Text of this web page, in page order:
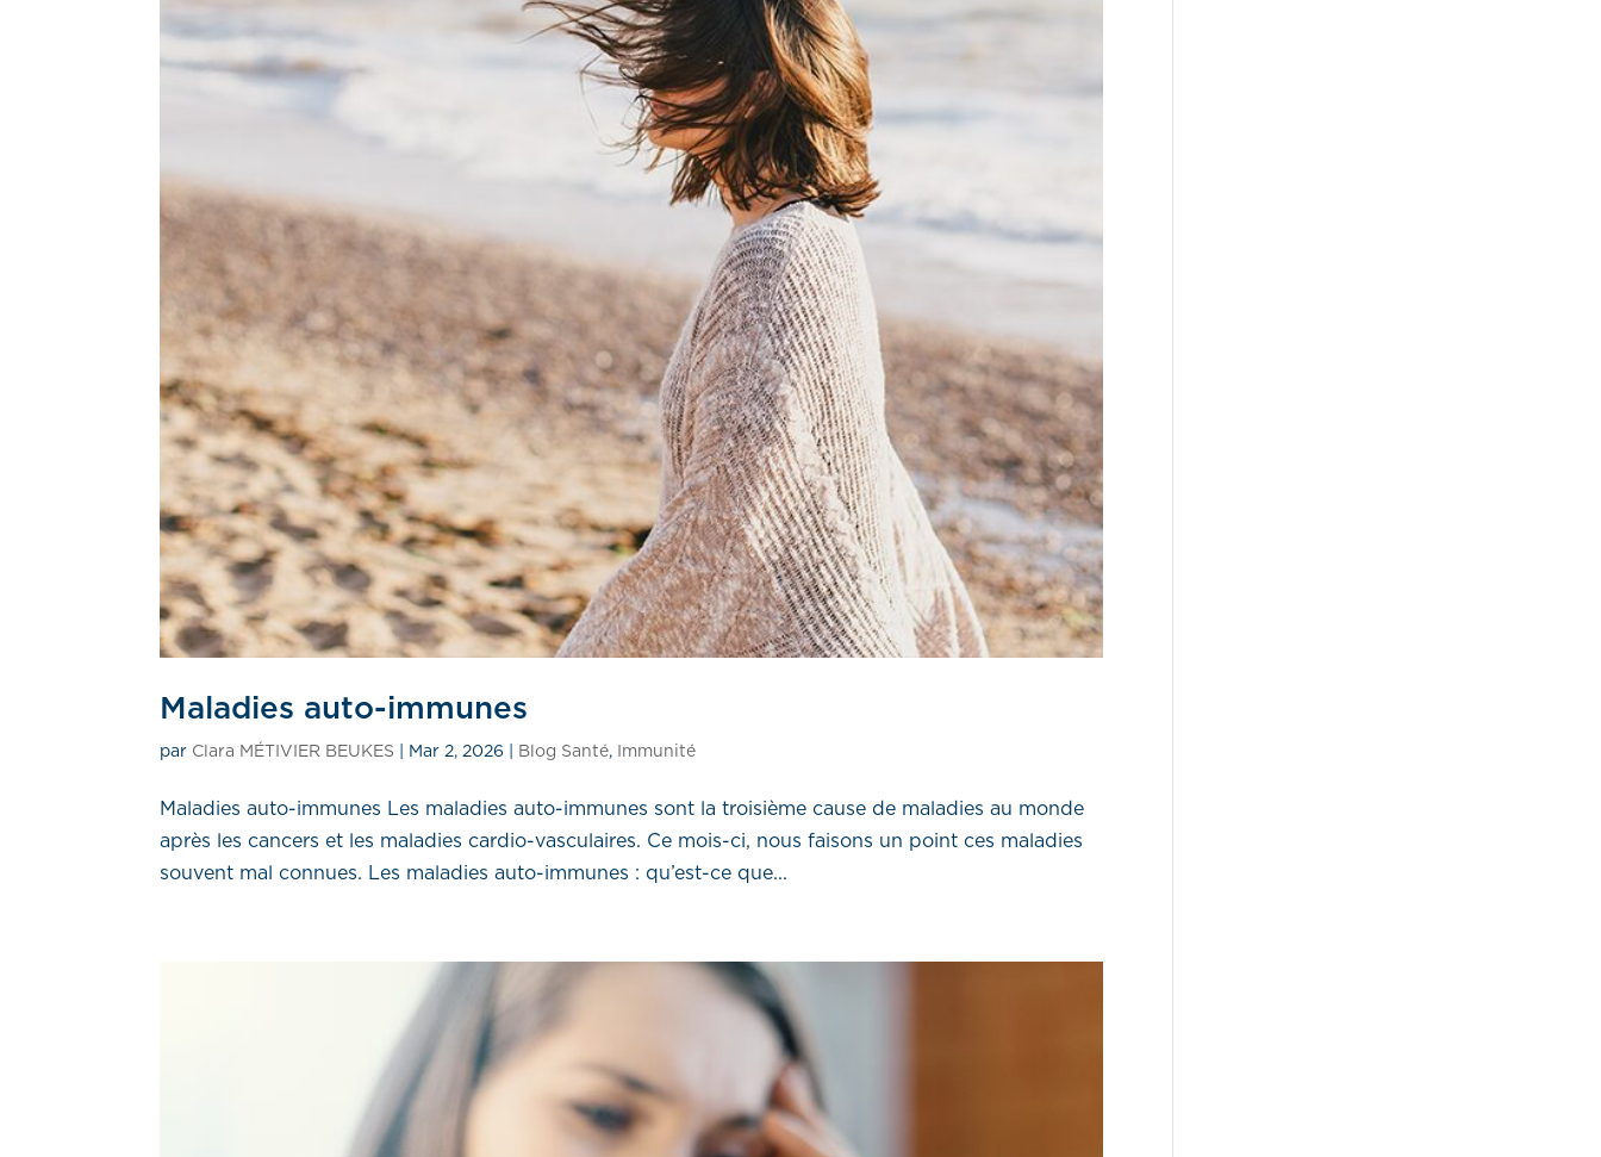
Maladies auto-immunes
par Clara MÉTIVIER BEUKES Mar 2, 2026 Blog Santé, Immunité
Maladies auto-immunes Les maladies auto-immunes sont la troisième cause de maladies au monde
après les cancers et les maladies cardio-vasculaires. Ce mois-ci, nous faisons un point ces maladies
souvent mal connues. Les maladies auto-immunes : qu’est-ce que...